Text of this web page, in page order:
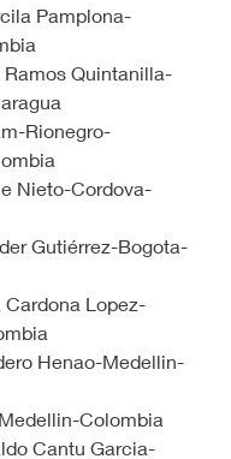
Pamplona-
Quintanilla-
Rionegro-
Nieto-Cordova-
Gutiérrez-Bogota-
Cardona Lopez-
Henao-Medellin-
Colombia
Cantu Garcia-